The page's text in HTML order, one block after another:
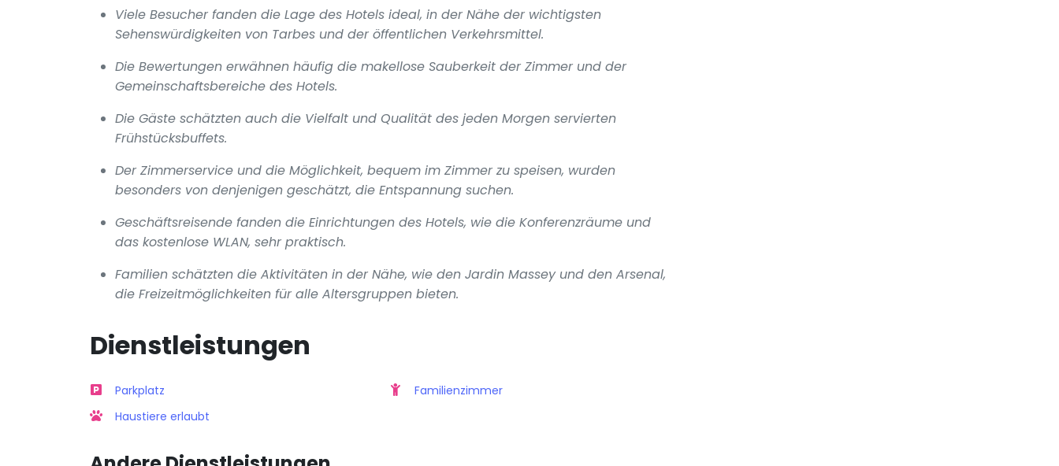
Viele Besucher fanden die Lage des Hotels ideal, in der Nähe der wichtigsten
Sehenswürdigkeiten von Tarbes und der öffentlichen Verkehrsmittel.
Die Bewertungen erwähnen häufig die makellose Sauberkeit der Zimmer und der
Gemeinschaftsbereiche des Hotels.
Die Gäste schätzten auch die Vielfalt und Qualität des jeden Morgen servierten
Frühstücksbuffets.
Der Zimmerservice und die Möglichkeit, bequem im Zimmer zu speisen, wurden
besonders von denjenigen geschätzt, die Entspannung suchen.
Geschäftsreisende fanden die Einrichtungen des Hotels, wie die Konferenzräume und
das kostenlose WLAN, sehr praktisch.
Familien schätzten die Aktivitäten in der Nähe, wie den Jardin Massey und den Arsenal,
die Freizeitmöglichkeiten für alle Altersgruppen bieten.
Dienstleistungen
Parkplatz
Haustiere erlaubt
Familienzimmer